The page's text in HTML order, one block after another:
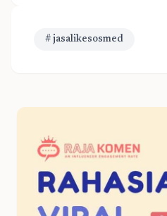
# jasalikesosmed